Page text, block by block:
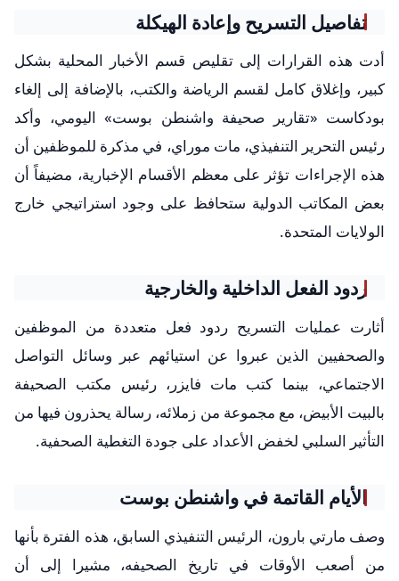
تفاصيل التسريح وإعادة الهيكلة
أدت هذه القرارات إلى تقليص قسم الأخبار المحلية بشكل
كبير، وإغلاق كامل لقسم الرياضة والكتب، بالإضافة إلى إلغاء
بودكاست «تقارير صحيفة واشنطن بوست» اليومي، وأكد
رئيس التحرير التنفيذي، مات موراي، في مذكرة للموظفين أن
هذه الإجراءات تؤثر على معظم الأقسام الإخبارية، مضيفاً أن
بعض المكاتب الدولية ستحافظ على وجود استراتيجي خارج
الولايات المتحدة.
ردود الفعل الداخلية والخارجية
أثارت عمليات التسريح ردود فعل متعددة من الموظفين
والصحفيين الذين عبروا عن استيائهم عبر وسائل التواصل
الاجتماعي، بينما كتب مات فايزر، رئيس مكتب الصحيفة
بالبيت الأبيض، مع مجموعة من زملائه، رسالة يحذرون فيها من
التأثير السلبي لخفض الأعداد على جودة التغطية الصحفية.
الأيام القاتمة في واشنطن بوست
وصف مارتي بارون، الرئيس التنفيذي السابق، هذه الفترة بأنها
من أصعب الأوقات في تاريخ الصحيفه، مشيرا إلى أن